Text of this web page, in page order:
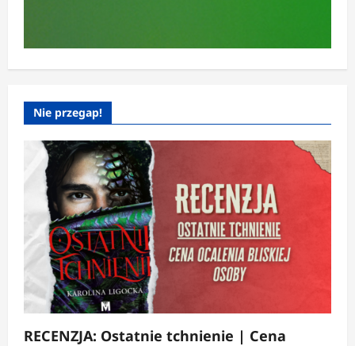
Nie przegap!
RECENZJA: Ostatnie tchnienie | Cena